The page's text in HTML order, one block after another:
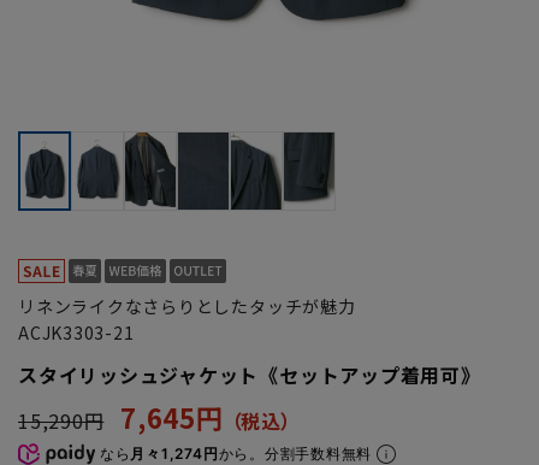
リネンライクなさらりとしたタッチが魅力
ACJK3303-21
スタイリッシュジャケット《セットアップ着用可》
15,290円
7,645円
なら 月々1,274円から。分割手数料無料